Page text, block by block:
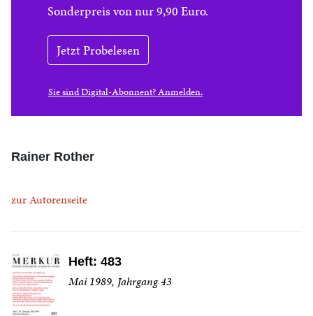
Sonderpreis von nur 9,90 Euro.
Jetzt Probelesen
Sie sind Digital-Abonnent? Anmelden.
Rainer Rother
zur Autorenseite
Heft: 483
Mai 1989, Jahrgang 43